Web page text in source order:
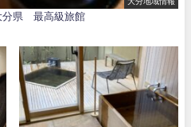
県 最高級旅館